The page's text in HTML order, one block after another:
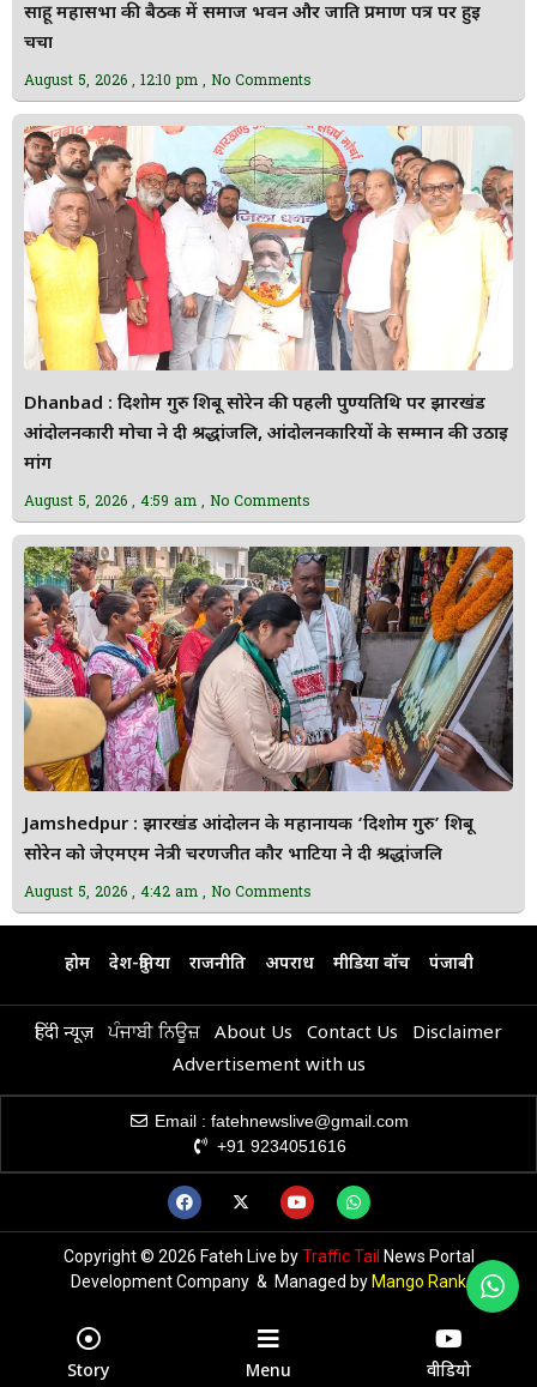
साहू महासभा की बैठक में समाज भवन और जाति प्रमाण पत्र पर हुई
चर्चा
August 5, 2026 12:10 pm No Comments
Dhanbad : दिशोम गुरु शिबू सोरेन की पहली पुण्यतिथि पर झारखंड
आंदोलनकारी मोर्चा ने दी श्रद्धांजलि, आंदोलनकारियों के सम्मान की उठाई
मांग
August 5, 2026 4:59 am No Comments
Jamshedpur : झारखंड आंदोलन के महानायक ‘दिशोम गुरु’ शिबू
सोरेन को जेएमएम नेत्री चरणजीत कौर भाटिया ने दी श्रद्धांजलि
August 5, 2026 4:42 am No Comments
होम देश-दुनिया राजनीति अपराध मीडिया वॉच पंजाबी
हिंदी न्यूज़ ਪੰਜਾਬੀ ਨਿਊਜ਼ About Us Contact Us
Disclaimer
Advertisement with us
Email : fatehnewslive@gmail.com
+91 9234051616
Copyright © 2026 Fateh Live byTraffic Tail News Portal
Development Company & Managed by Mango Rank
Story Menu वीडियो